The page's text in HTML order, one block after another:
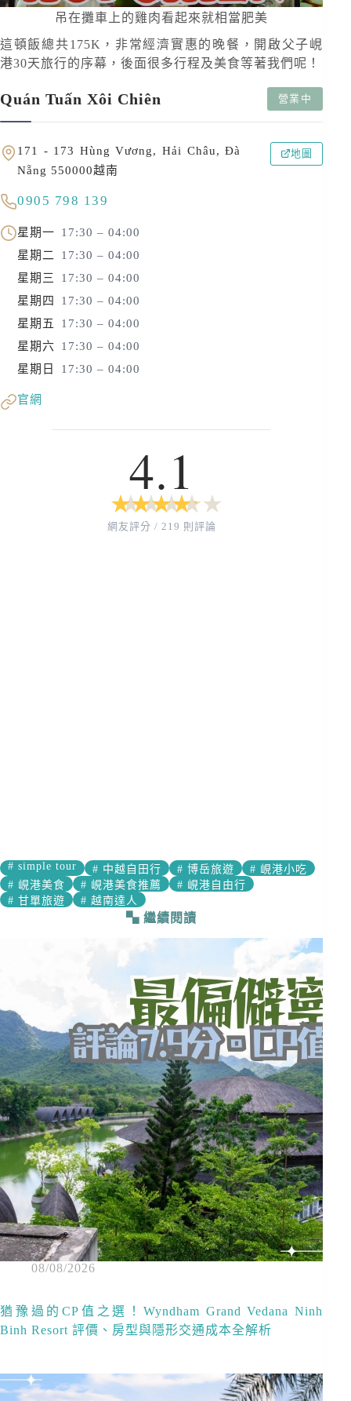
吊在攤車上的雞肉看起來就相當肥美
這頓飯總共175K，非常經濟實惠的晚餐，開啟父子峴
港30天旅行的序幕，後面很多行程及美食等著我們呢！
Quán Tuấn Xôi Chiên 營業中
171 - 173 Hùng Vương, Hải Châu, Đà
Nẵng 550000越南
地圖
0905 798 139
星期一
17:30 – 04:00
星期二
17:30 – 04:00
星期三
17:30 – 04:00
星期四
17:30 – 04:00
星期五
17:30 – 04:00
星期六
17:30 – 04:00
星期日
17:30 – 04:00
官網
4.1
★
★ ★
★ ★
★ ★
★ ★
★
網友評分 / 219 則評論
# simple tour # 中越自田行 # 博岳旅遊 # 峴港小吃
# 峴港美食 # 峴港美食推薦 # 峴港自由行
# 甘單旅遊 # 越南達人
繼續閱讀
08/08/2026
猶豫過的CP值之選！Wyndham Grand Vedana Ninh
Binh Resort 評價、房型與隱形交通成本全解析